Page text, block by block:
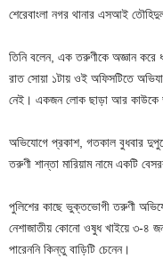
শেরেবাংলা নগর থানার এসআই
তিনি বলেন, এক তরুণীকে অজ্ঞান করে
রাত সোয়া ১টায় ওই অফিসটিতে
নেই। একজন লোক ছাড়া আর কাউকে
অভিযোগে প্রকাশ, গতকাল বুধবার
তরুণী শান্তা মারিয়াম নামে একটি
পুলিশের কাছে ভুক্তভোগী তরুণী
নেশাজাতীয় কোনো ওষুধ খাইয়ে ৩-৪
পারেননি কিন্তু বাড়িটি চেনেন।